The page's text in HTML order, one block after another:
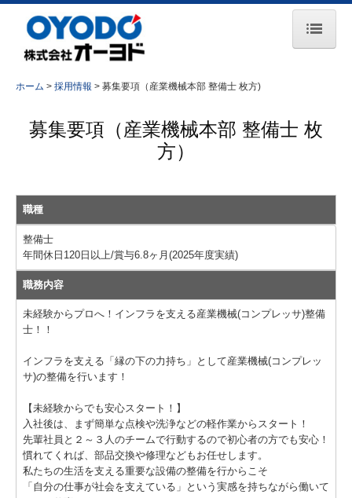
会社案内
事業紹介
コンプレッサ事業
エンジン事業
鉄道保守車両事業
採用情報
募集要項（産業機械本部 整備士 本社)
募集要項（産業機械本部 整備士 枚方)
募集要項（産業機械本部 整備士 南大阪)
ホーム 採用情報 募集要項（産業機械本部 整備士 枚方)
募集要項（産業機械本部 整備士 枚
方）
職種
整備士
年間休日120日以上/賞与6.8ヶ月(2025年度実績)
職務内容
未経験からプロへ！インフラを支える産業機械(コンプレッサ)整備
士！！
インフラを支える「縁の下の力持ち」として産業機械(コンプレッ
サ)の整備を行います！
【未経験からでも安心スタート！】
入社後は、まず簡単な点検や洗浄などの軽作業からスタート！
先輩社員と２～３人のチームで行動するので初心者の方でも安心！
慣れてくれば、部品交換や修理などもお任せします。
私たちの生活を支える重要な設備の整備を行からこそ
「自分の仕事が社会を支えている」という実感を持ちながら働いて